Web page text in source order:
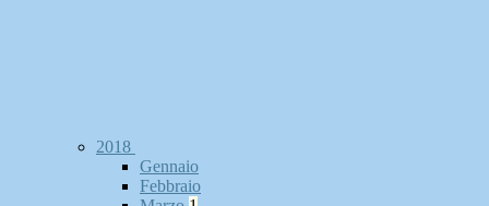
2018
Gennaio
Febbraio